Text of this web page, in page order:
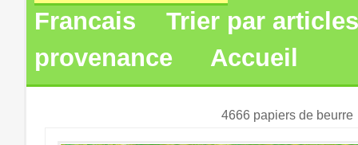
Francais
Trier par
provenance
Accueil
4666 papiers de beurre